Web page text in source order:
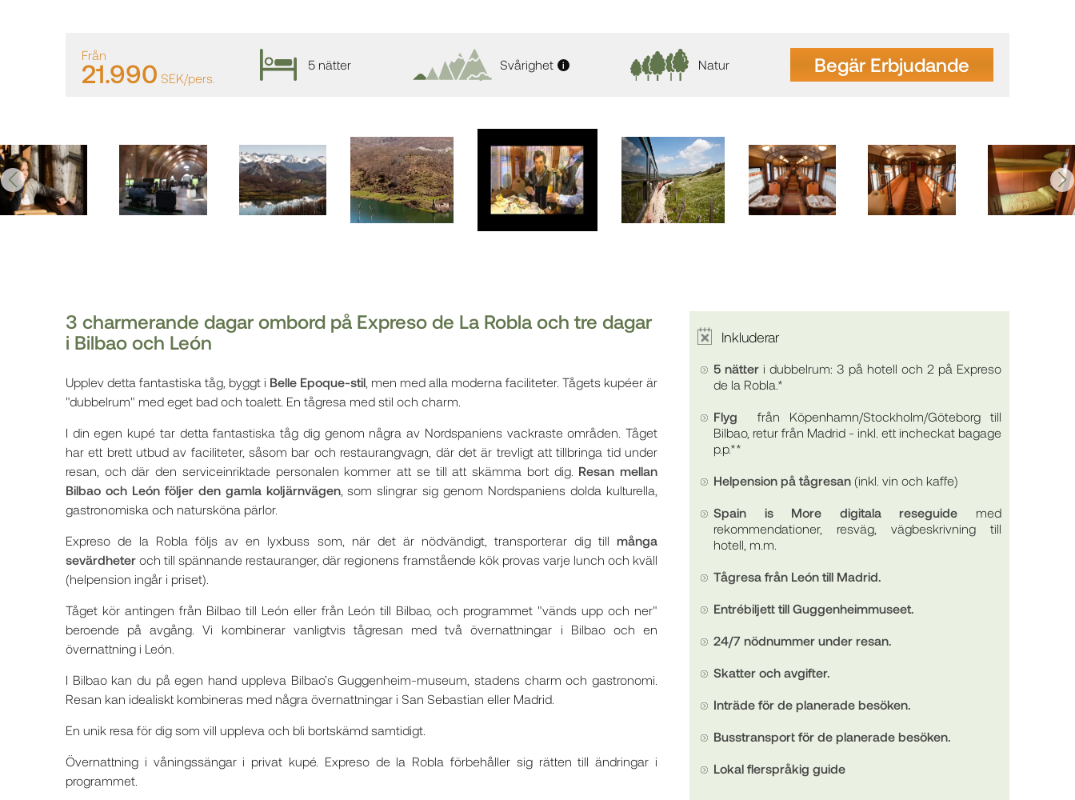
Från
21.990 SEK/pers.
5 nätter Svårighet i Natur Begär Erbjudande
3 charmerande dagar ombord på Expreso de La Robla och tre dagar
i Bilbao och León
Upplev detta fantastiska tåg, byggt i Belle Epoque-stil , men med alla moderna faciliteter. Tågets kupéer är
"dubbelrum" med eget bad och toalett. En tågresa med stil och charm.
I din egen kupé tar detta fantastiska tåg dig genom några av Nordspaniens vackraste områden. Tåget
har ett brett utbud av faciliteter, såsom bar och restaurangvagn, där det är trevligt att tillbringa tid under
resan, och där den serviceinriktade personalen kommer att se till att skämma bort dig. Resan mellan
Bilbao och León följer den gamla koljärnvägen, som slingrar sig genom Nordspaniens dolda kulturella,
gastronomiska och natursköna pärlor.
Expreso de la Robla följs av en lyxbuss som, när det är nödvändigt, transporterar dig till många
sevärdheter och till spännande restauranger, där regionens framstående kök provas varje lunch och kväll
(helpension ingår i priset).
Tåget kör antingen från Bilbao till León eller från León till Bilbao, och programmet "vänds upp och ner"
beroende på avgång. Vi kombinerar vanligtvis tågresan med två övernattningar i Bilbao och en
övernattning i León.
I Bilbao kan du på egen hand uppleva Bilbao’s Guggenheim-museum, stadens charm och gastronomi.
Resan kan idealiskt kombineras med några övernattningar i San Sebastian eller Madrid.
En unik resa för dig som vill uppleva och bli bortskämd samtidigt.
Övernattning i våningssängar i privat kupé. Expreso de la Robla förbehåller sig rätten till ändringar i
programmet.
Inkluderar
5 nätter i dubbelrum: 3 på hotell och 2 på Expreso
de la Robla.*
Flyg från Köpenhamn/Stockholm/Göteborg till
Bilbao, retur från Madrid - inkl. ett incheckat bagage
p.p.**
Helpension på tågresan (inkl. vin och kaffe)
Spain is More digitala reseguide med
rekommendationer, resväg, vägbeskrivning till
hotell, m.m.
Tågresa från León till Madrid.
Entrébiljett till Guggenheimmuseet.
24/7 nödnummer under resan.
Skatter och avgifter.
Inträde för de planerade besöken.​​​​​
Busstransport för de planerade besöken.
Lokal flerspråkig guide